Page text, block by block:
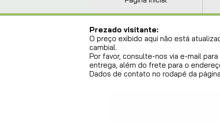
Prezado visitante:
O preço exibido aqui não está
cambial.
Por favor, consulte-nos via e-mail
entrega, além do frete para o
Dados de contato no rodapé da